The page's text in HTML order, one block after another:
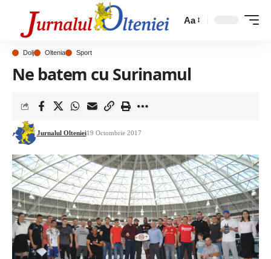
Aa
Dolj Oltenia Sport
Ne batem cu Surinamul
Jurnalul Olteniei19 Octombrie 2017